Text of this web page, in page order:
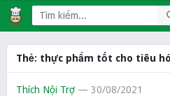
Thẻ: thực phẩm tốt cho tiêu
Thích Nội Trợ — 30/08/2021